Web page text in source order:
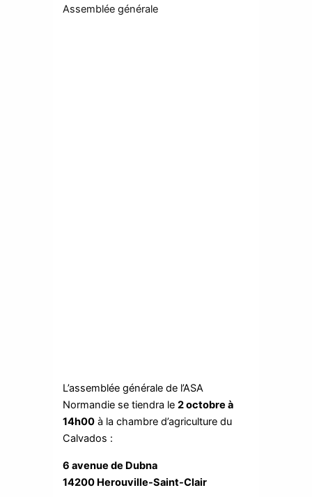
Assemblée générale
L’assemblée générale de l’ASA
Normandie se tiendra le2 octobre à
14h00 à la chambre d’agriculture du
Calvados :
6 avenue de Dubna
14200 Herouville-Saint-Clair